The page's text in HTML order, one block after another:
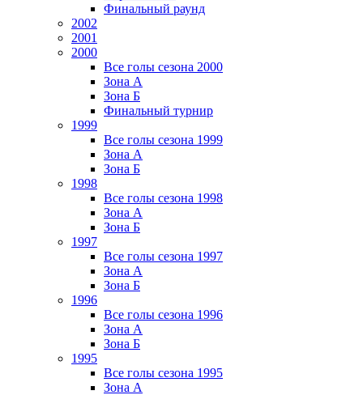
Финальный раунд
2002
2001
2000
Все голы сезона 2000
Зона А
Зона Б
Финальный турнир
1999
Все голы сезона 1999
Зона А
Зона Б
1998
Все голы сезона 1998
Зона А
Зона Б
1997
Все голы сезона 1997
Зона А
Зона Б
1996
Все голы сезона 1996
Зона А
Зона Б
1995
Все голы сезона 1995
Зона А